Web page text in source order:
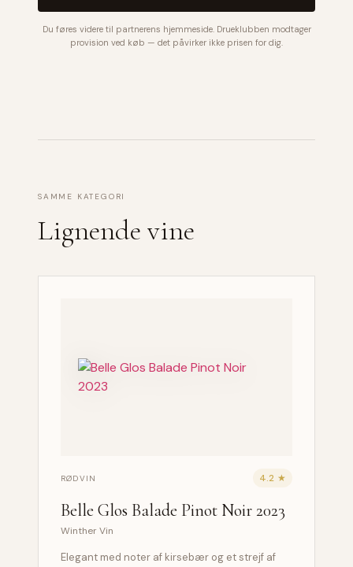
Du føres videre til partnerens hjemmeside. Drueklubben modtager
provision ved køb — det påvirker ikke prisen for dig.
SAMME KATEGORI
Lignende vine
RØDVIN 4.2 ★
Belle Glos Balade Pinot Noir 2023
Winther Vin
Elegant med noter af kirsebær og et strejf af